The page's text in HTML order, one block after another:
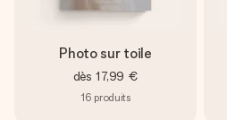
Photo sur toile
dès 17,99 €
16 produits